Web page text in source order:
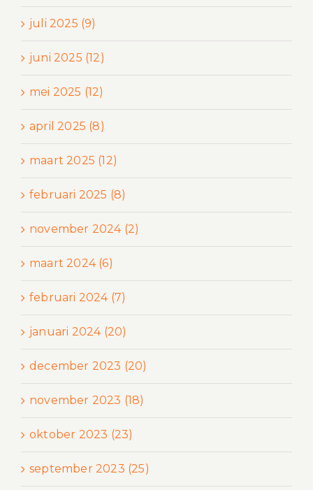
juli 2025 (9)
juni 2025 (12)
mei 2025 (12)
april 2025 (8)
maart 2025 (12)
februari 2025 (8)
november 2024 (2)
maart 2024 (6)
februari 2024 (7)
januari 2024 (20)
december 2023 (20)
november 2023 (18)
oktober 2023 (23)
september 2023 (25)